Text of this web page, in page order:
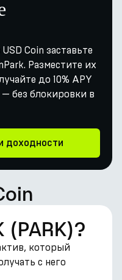
Coin заставьте
Разместите их
до 10% APY
— без блокировки в
доходности
(PARK)?
который
с него